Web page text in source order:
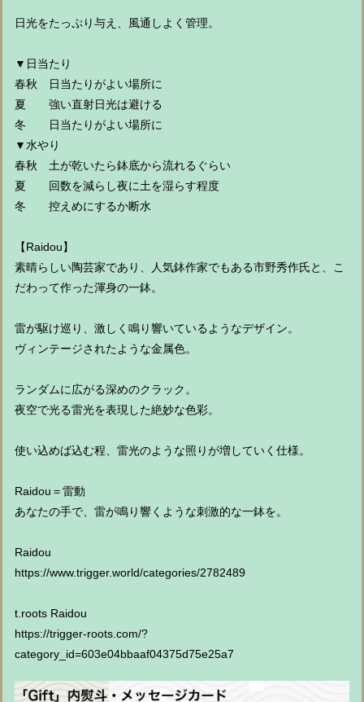
日光をたっぷり与え、風通しよく管理。
▼日当たり
春秋 日当たりがよい場所に
夏 強い直射日光は避ける
冬 日当たりがよい場所に
▼水やり
春秋 土が乾いたら鉢底から流れるぐらい
夏 回数を減らし夜に土を湿らす程度
冬 控えめにするか断水
【Raidou】
素晴らしい陶芸家であり、人気鉢作家でもある市野秀作氏と、こ
だわって作った渾身の一鉢。
雷が駆け巡り、激しく鳴り響いているようなデザイン。
ヴィンテージされたような金属色。
ランダムに広がる深めのクラック。
夜空で光る雷光を表現した絶妙な色彩。
使い込めば込む程、雷光のような照りが増していく仕様。
Raidou＝雷動
あなたの手で、雷が鳴り響くような刺激的な一鉢を。
Raidou
https://www.trigger.world/categories/2782489
t.roots Raidou
https://trigger-roots.com/?
category_id=603e04bbaaf04375d75e25a7